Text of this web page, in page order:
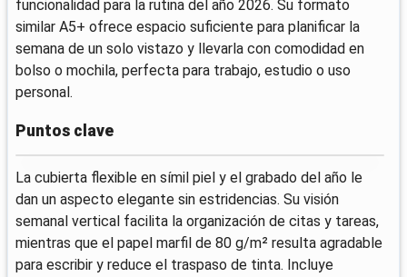
funcionalidad para la rutina del año 2026. Su formato
similar A5+ ofrece espacio suficiente para planificar la
semana de un solo vistazo y llevarla con comodidad en
bolso o mochila, perfecta para trabajo, estudio o uso
personal.
Puntos clave
La cubierta flexible en símil piel y el grabado del año le
dan un aspecto elegante sin estridencias. Su visión
semanal vertical facilita la organización de citas y tareas,
mientras que el papel marfil de 80 g/m² resulta agradable
para escribir y reduce el traspaso de tinta. Incluye